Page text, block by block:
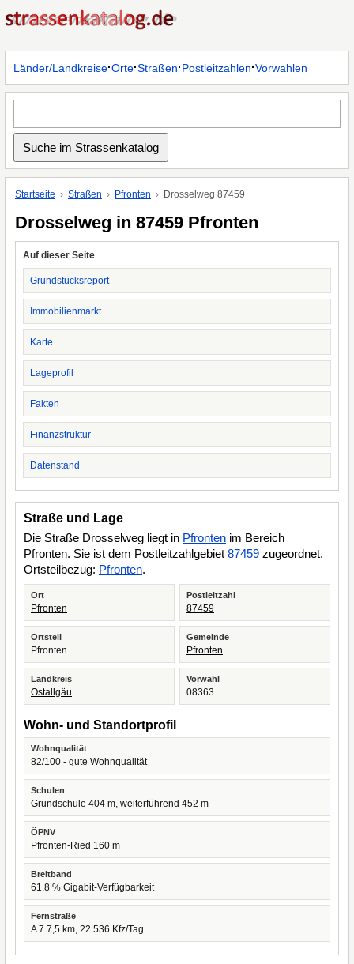
Länder/Landkreise·Orte·Straßen·Postleitzahlen·Vorwahlen
Startseite Straßen Pfronten Drosselweg 87459
Drosselweg in 87459 Pfronten
Auf dieser Seite
Grundstücksreport
Immobilienmarkt
Karte
Lageprofil
Fakten
Finanzstruktur
Datenstand
Straße und Lage
Die Straße Drosselweg liegt in Pfronten im Bereich
Pfronten. Sie ist dem Postleitzahlgebiet 87459 zugeordnet.
Ortsteilbezug: Pfronten.
Ort
Pfronten
Postleitzahl
87459
Ortsteil
Pfronten
Gemeinde
Pfronten
Landkreis
Ostallgäu
Vorwahl
08363
Wohn- und Standortprofil
Wohnqualität
82/100 - gute Wohnqualität
Schulen
Grundschule 404 m, weiterführend 452 m
ÖPNV
Pfronten-Ried 160 m
Breitband
61,8 % Gigabit-Verfügbarkeit
Fernstraße
A 7 7,5 km, 22.536 Kfz/Tag